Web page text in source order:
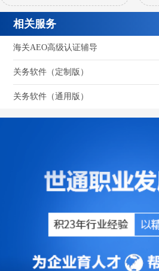
相关服务
海关AEO高级认证辅导
关务软件（定制版）
关务软件（通用版）